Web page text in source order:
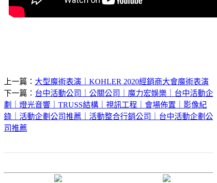
上一篇： 大型魔術表演｜KOHLER 2020經銷商大會魔術表演
下一篇： 台中活動公司｜公關公司｜魔力宏娛樂｜台中活動企
劃｜燈光音響｜TRUSS結構｜視訊工程｜會場佈置｜影像紀
錄｜活動企劃公司推薦｜活動整合行銷公司｜台中活動企劃公
司推薦